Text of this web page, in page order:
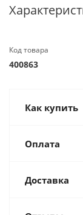
Код товара
400863
Как купить
Оплата
Доставка